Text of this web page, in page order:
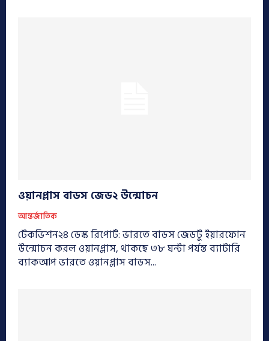
ওয়ানপ্লাস বাডস জেড২ উন্মোচন
আন্তর্জাতিক
টেকভিশন২৪ ডেস্ক রিপোর্ট: ভারতে বাডস জেডটু ইয়ারফোন
উন্মোচন করল ওয়ানপ্লাস, থাকছে ৩৮ ঘন্টা পর্যন্ত ব্যাটারি
ব্যাকআপ ভারতে ওয়ানপ্লাস বাডস...